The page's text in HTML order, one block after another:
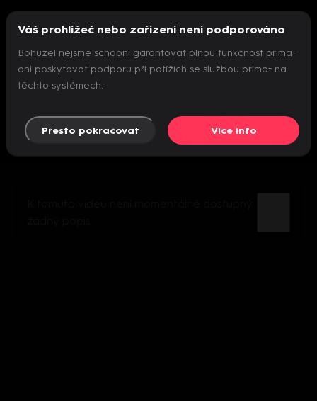
Nepodařilo se inicializovat přehrávač
Váš prohlížeč nebo zařízení není podporováno
Bohužel nejsme schopni garantovat plnou funkčnost prima+
ani poskytovat podporu při potížích se službou prima+ na
těchto systémech.
Přesto pokračovat Více info